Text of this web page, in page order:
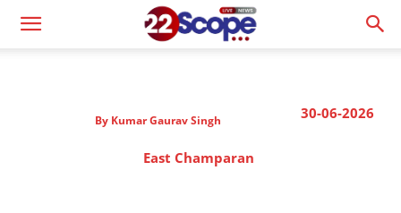
30-06-2026
By Kumar Gaurav Singh
East Champaran